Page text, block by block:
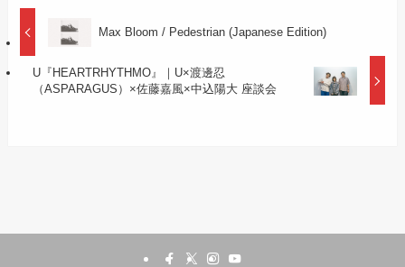
Max Bloom / Pedestrian (Japanese Edition)
U『HEARTRHYTHMO』｜U×渡邊忍
（ASPARAGUS）×佐藤嘉風×中込陽大 座談会